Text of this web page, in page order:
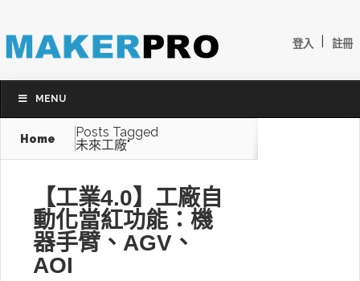
登入 註冊
MENU
Home
Posts Tagged
未來工廠"
【工業4.0】工廠自
動化當紅功能：機
器手臂、AGV、
AOI